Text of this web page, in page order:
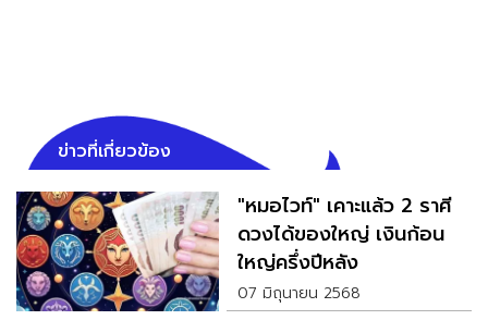
ข่าวที่เกี่ยวข้อง
"หมอไวท์" เคาะแล้ว 2 ราศี
ดวงได้ของใหญ่ เงินก้อน
ใหญ่ครึ่งปีหลัง
07 มิถุนายน 2568